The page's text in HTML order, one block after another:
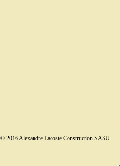
© 2016 Alexandre Lacoste Construction SASU